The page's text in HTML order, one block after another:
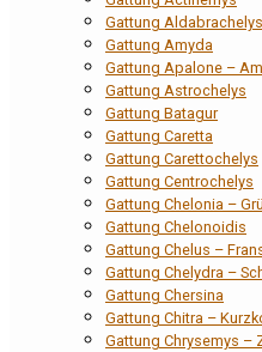
Gattung
Gattung Amyda
Gattung Apalone –
Gattung Astrochelys
Gattung Batagur
Gattung Caretta
Gattung Carettochelys
Gattung Centrochelys
Gattung Chelonia –
Gattung Chelonoidis
Gattung Chelus –
Gattung Chelydra –
Gattung Chersina
Gattung Chitra –
Gattung Chrysemys –